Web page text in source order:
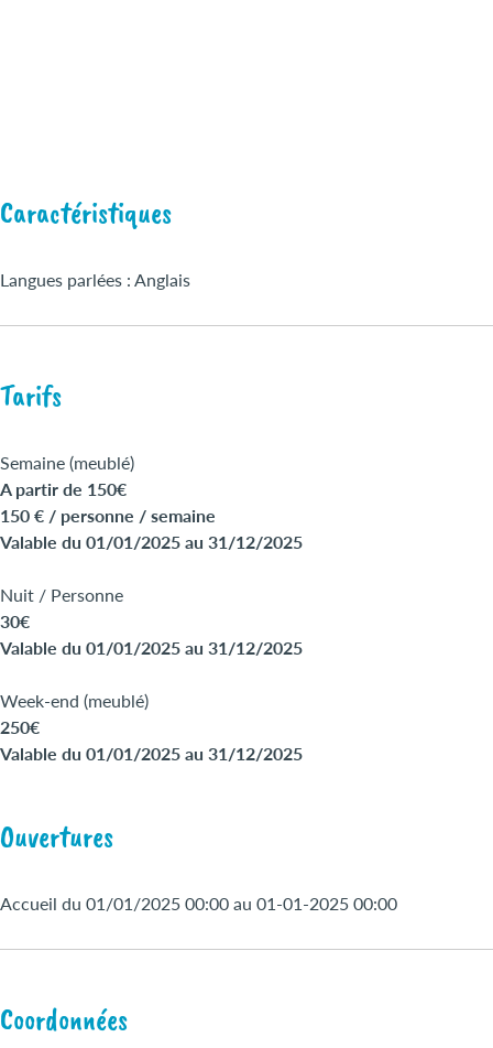
Caractéristiques
Langues parlées : Anglais
Tarifs
Semaine (meublé)
A partir de 150€
150 € / personne / semaine
Valable du 01/01/2025 au 31/12/2025
Nuit / Personne
30€
Valable du 01/01/2025 au 31/12/2025
Week-end (meublé)
250€
Valable du 01/01/2025 au 31/12/2025
Ouvertures
Accueil du 01/01/2025 00:00 au 01-01-2025 00:00
Coordonnées